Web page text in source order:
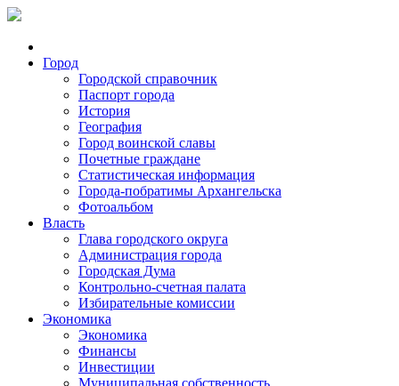
Город
Городской справочник
Паспорт города
История
География
Город воинской славы
Почетные граждане
Статистическая информация
Города-побратимы Архангельска
Фотоальбом
Власть
Глава городского округа
Администрация города
Городская Дума
Контрольно-счетная палата
Избирательные комиссии
Экономика
Экономика
Финансы
Инвестиции
Муниципальная собственность